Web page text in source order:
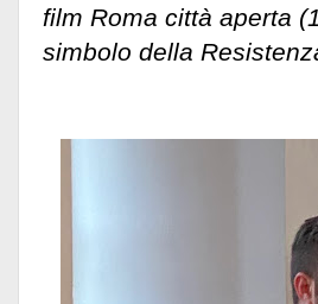
film Roma città aperta
simbolo della